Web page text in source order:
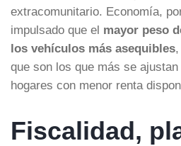
extracomunitario. Economía,
impulsado que el mayor peso
los vehículos más asequibles
que son los que más se
hogares con menor renta
Fiscalidad,